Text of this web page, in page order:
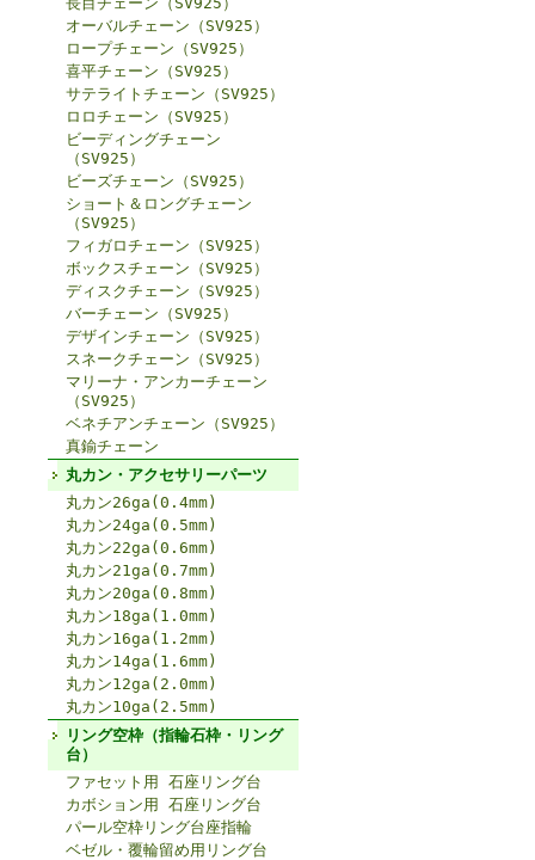
オーバルチェーン（SV925）
ロープチェーン（SV925）
喜平チェーン（SV925）
サテライトチェーン（SV925）
ロロチェーン（SV925）
ビーディングチェーン
（SV925）
ビーズチェーン（SV925）
ショート＆ロングチェーン
（SV925）
フィガロチェーン（SV925）
ボックスチェーン（SV925）
ディスクチェーン（SV925）
バーチェーン（SV925）
デザインチェーン（SV925）
スネークチェーン（SV925）
マリーナ・アンカーチェーン
（SV925）
ベネチアンチェーン（SV925）
真鍮チェーン
丸カン・アクセサリーパーツ
丸カン26ga(0.4mm)
丸カン24ga(0.5mm)
丸カン22ga(0.6mm)
丸カン21ga(0.7mm)
丸カン20ga(0.8mm)
丸カン18ga(1.0mm)
丸カン16ga(1.2mm)
丸カン14ga(1.6mm)
丸カン12ga(2.0mm)
丸カン10ga(2.5mm)
リング空枠（指輪石枠・リング
台）
ファセット用 石座リング台
カボション用 石座リング台
パール空枠リング台座指輪
ベゼル・覆輪留め用リング台